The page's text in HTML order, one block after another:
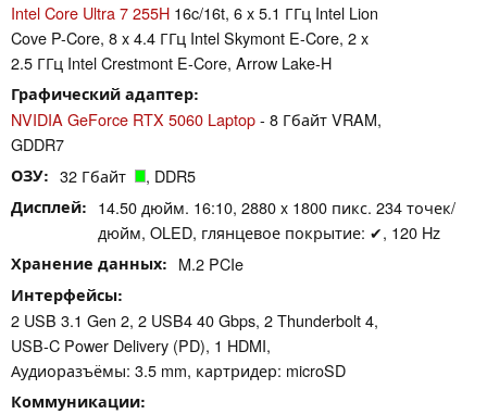
Intel Core Ultra 7 255H 16c/16t, 6 x 5.1 ГГц Intel Lion
Cove P-Core, 8 x 4.4 ГГц Intel Skymont E-Core, 2 x
2.5 ГГц Intel Crestmont E-Core, Arrow Lake-H
Графический адаптер
NVIDIA GeForce RTX 5060 Laptop- 8 Гбайт VRAM,
GDDR7
ОЗУ 32 Гбайт , DDR5
Дисплей
14.50 дюйм. 16:10, 2880 x 1800 пикс. 234 точек/
дюйм, OLED, глянцевое покрытие: ✔, 120 Hz
Хранение данных M.2 PCIe
Интерфейсы
2 USB 3.1 Gen 2, 2 USB4 40 Gbps, 2 Thunderbolt 4,
USB-C Power Delivery (PD), 1 HDMI,
Аудиоразъёмы: 3.5 mm, картридер: microSD
Коммуникации